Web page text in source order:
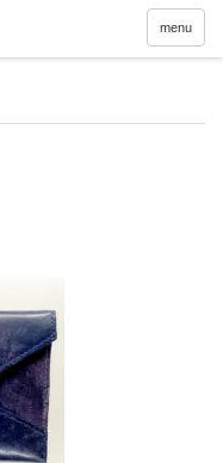
menu